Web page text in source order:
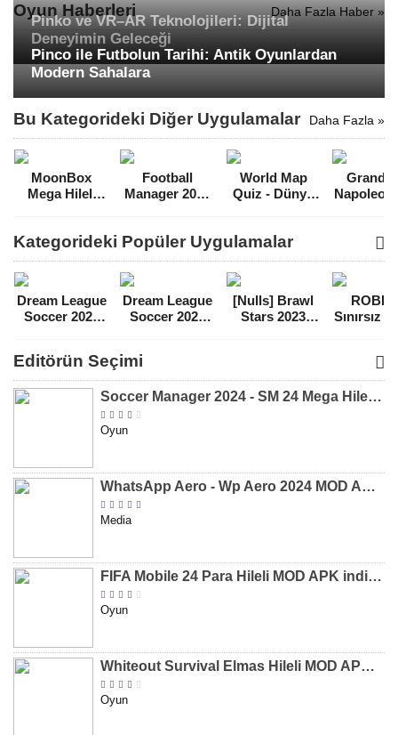
Oyun Haberleri Daha Fazla Haber »
Pinko ve VR–AR Teknolojileri: Dijital
Deneyimin Geleceği
Pinco ile Futbolun Tarihi: Antik Oyunlardan
Modern Sahalara
Bu Kategorideki Diğer Uygulamalar Daha Fazla »
MoonBox
Mega Hileli
Football
Manager 2021
World Map
Quiz - Dünya
APK [v3.11]
Grand
Napoleon
Kategorideki Popüler Uygulamalar
Dream League
Soccer 2021
[v8.31]
Dream League
Soccer 2022
[Nulls] Brawl
Stars 2023
Sınırsız
Editörün Seçimi
Soccer Manager 2024 - SM 24 Mega Hileli MOD APK indir [v3.0.0]
Oyun
WhatsApp Aero - Wp Aero 2024 MOD APK indir [v10.0.2]
Media
FIFA Mobile 24 Para Hileli MOD APK indir [v20.1.02]
Oyun
Whiteout Survival Elmas Hileli MOD APK indir [v1.13.1]
Oyun